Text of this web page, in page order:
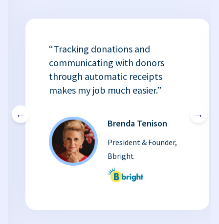
←
“Tracking donations and
communicating with donors
through automatic receipts
makes my job much easier.”
Brenda Tenison
President & Founder,
Bbright
→